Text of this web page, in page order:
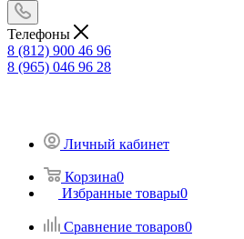
Телефоны
8 (812) 900 46 96
8 (965) 046 96 28
Личный кабинет
Корзина0
Избранные товары0
Сравнение товаров0